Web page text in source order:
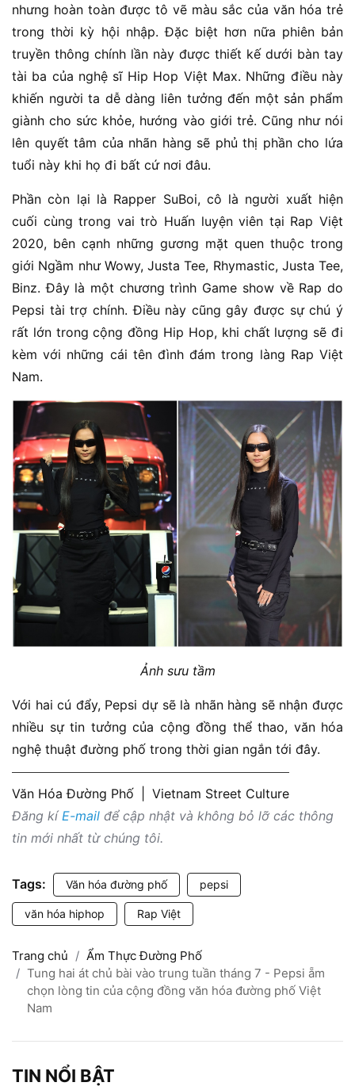
nhưng hoàn toàn được tô vẽ màu sắc của văn hóa trẻ
trong thời kỳ hội nhập. Đặc biệt hơn nữa phiên bản
truyền thông chính lần này được thiết kế dưới bàn tay
tài ba của nghệ sĩ Hip Hop Việt Max. Những điều này
khiến người ta dễ dàng liên tưởng đến một sản phẩm
giành cho sức khỏe, hướng vào giới trẻ. Cũng như nói
lên quyết tâm của nhãn hàng sẽ phủ thị phần cho lứa
tuổi này khi họ đi bất cứ nơi đâu.
Phần còn lại là Rapper SuBoi, cô là người xuất hiện
cuối cùng trong vai trò Huấn luyện viên tại Rap Việt
2020, bên cạnh những gương mặt quen thuộc trong
giới Ngầm như Wowy, Justa Tee, Rhymastic, Justa Tee,
Binz. Đây là một chương trình Game show về Rap do
Pepsi tài trợ chính. Điều này cũng gây được sự chú ý
rất lớn trong cộng đồng Hip Hop, khi chất lượng sẽ đi
kèm với những cái tên đình đám trong làng Rap Việt
Nam.
Ảnh sưu tầm
Với hai cú đẩy, Pepsi dự sẽ là nhãn hàng sẽ nhận được
nhiều sự tin tưởng của cộng đồng thể thao, văn hóa
nghệ thuật đường phố trong thời gian ngắn tới đây.
Văn Hóa Đường Phố
Vietnam Street Culture
Đăng kí E-mail để cập nhật và không bỏ lỡ các thông
tin mới nhất từ chúng tôi.
Tags: Văn hóa đường phố pepsi
văn hóa hiphop Rap Việt
Trang chủ
Ẩm Thực Đường Phố
Tung hai át chủ bài vào trung tuần tháng 7 - Pepsi ẵm
chọn lòng tin của cộng đồng văn hóa đường phố Việt
Nam
TIN NỔI BẬT